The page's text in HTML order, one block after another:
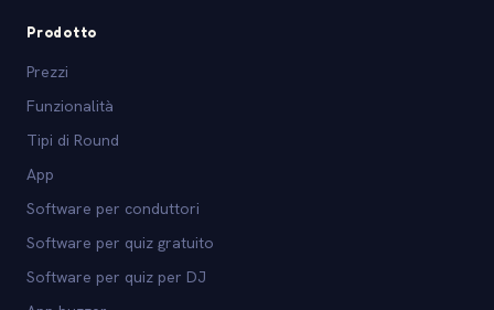
Prodotto
Prezzi
Funzionalità
Tipi di Round
App
Software per conduttori
Software per quiz gratuito
Software per quiz per DJ